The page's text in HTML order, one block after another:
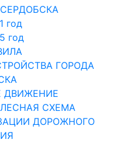
год
год
ГОРОДА
ДВИЖЕНИЕ
СХЕМА
ДОРОЖНОГО